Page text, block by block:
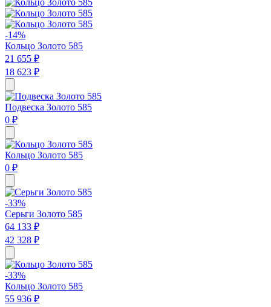
-14%
Кольцо Золото 585
21 655 ₽
18 623 ₽
Подвеска Золото 585
0 ₽
Кольцо Золото 585
0 ₽
-33%
Серьги Золото 585
64 133 ₽
42 328 ₽
-33%
Кольцо Золото 585
55 936 ₽